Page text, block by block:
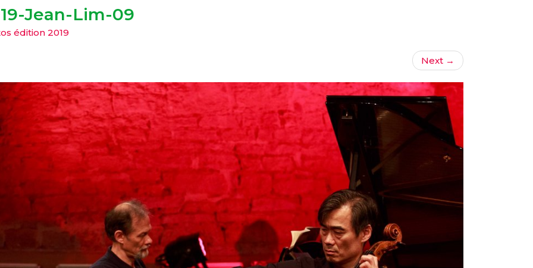
Jean-Lim-09
édition 2019
Next →